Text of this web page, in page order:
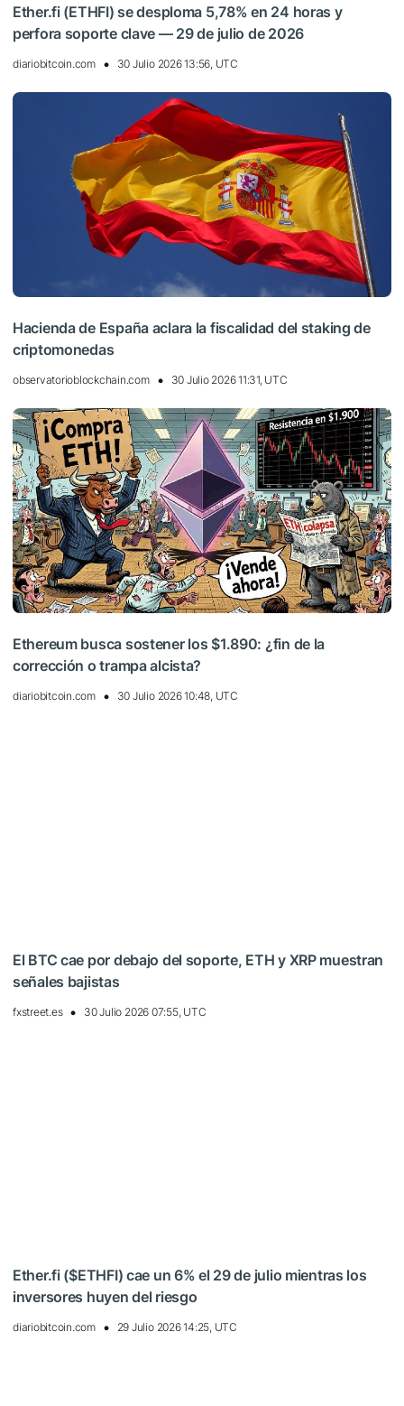
Ether.fi (ETHFI) se desploma 5,78% en 24 horas y
perfora soporte clave — 29 de julio de 2026
diariobitcoin.com 30 Julio 2026 13:56, UTC
Hacienda de España aclara la fiscalidad del staking de
criptomonedas
observatorioblockchain.com 30 Julio 2026 11:31, UTC
Ethereum busca sostener los $1.890: ¿fin de la
corrección o trampa alcista?
diariobitcoin.com 30 Julio 2026 10:48, UTC
El BTC cae por debajo del soporte, ETH y XRP muestran
señales bajistas
fxstreet.es 30 Julio 2026 07:55, UTC
Ether.fi ($ETHFI) cae un 6% el 29 de julio mientras los
inversores huyen del riesgo
diariobitcoin.com 29 Julio 2026 14:25, UTC